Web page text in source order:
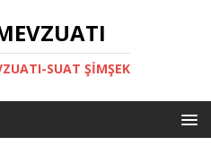
SUAT ŞİMŞEK